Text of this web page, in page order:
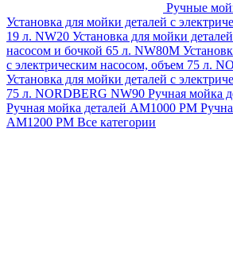
Ручные
Установка для мойки деталей с
19 л. NW20 Установка для мойки
насосом и бочкой 65 л. NW80M
с электрическим насосом, объем 75 л.
Установка для мойки деталей с
75 л. NORDBERG NW90 Ручная мойка
Ручная мойка деталей АМ1000 РМ
АМ1200 РМ Все категории